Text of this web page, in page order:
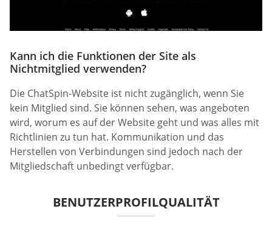
Kann ich die Funktionen der Site als
Nichtmitglied verwenden?
Die ChatSpin-Website ist nicht zugänglich, wenn Sie
kein Mitglied sind. Sie können sehen, was angeboten
wird, worum es auf der Website geht und was alles mit
Richtlinien zu tun hat. Kommunikation und das
Herstellen von Verbindungen sind jedoch nach der
Mitgliedschaft unbedingt verfügbar.
BENUTZERPROFILQUALITÄT